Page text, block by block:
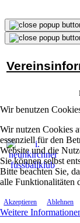
Wir benutzen
Wir nutzen Cookies
essenziell für den
Website und die
Sie können selbst
Bitte beachten Sie,
alle Funktionalitäten
Akzeptieren Ablehnen
Weitere